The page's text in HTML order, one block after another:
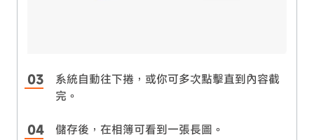
系統自動往下捲，或你可多次點擊直到內容截
完。
儲存後，在相簿可看到一張長圖。